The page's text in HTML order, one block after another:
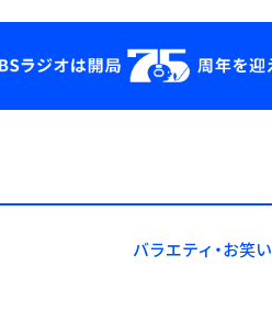
YouTube
会社情報
バラエティ・お笑い